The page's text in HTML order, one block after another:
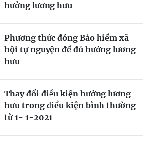
hưởng lương hưu
Phương thức đóng Bảo hiểm xã
hội tự nguyện để đủ hưởng lương
hưu
Thay đổi điều kiện hưởng lương
hưu trong điều kiện bình thường
từ 1- 1-2021